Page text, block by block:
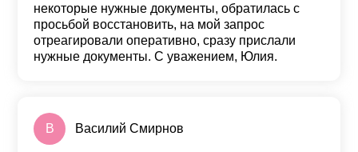
некоторые нужные документы, обратилась с
просьбой восстановить, на мой запрос
отреагировали оперативно, сразу прислали
нужные документы. С уважением, Юлия.
В Василий Смирнов